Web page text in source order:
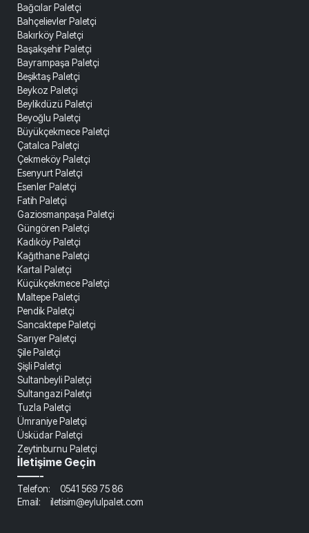
Bağcılar Paletçi
Bahçelievler Paletçi
Bakırköy Paletçi
Başakşehir Paletçi
Bayrampaşa Paletçi
Beşiktaş Paletçi
Beykoz Paletçi
Beylikdüzü Paletçi
Beyoğlu Paletçi
Büyükçekmece Paletçi
Çatalca Paletçi
Çekmeköy Paletçi
Esenyurt Paletçi
Esenler Paletçi
Fatih Paletçi
Gaziosmanpaşa Paletçi
Güngören Paletçi
Kadıköy Paletçi
Kağıthane Paletçi
Kartal Paletçi
Küçükçekmece Paletçi
Maltepe Paletçi
Pendik Paletçi
Sancaktepe Paletçi
Sarıyer Paletçi
Şile Paletçi
Şişli Paletçi
Sultanbeyli Paletçi
Sultangazi Paletçi
Tuzla Paletçi
Ümraniye Paletçi
Üsküdar Paletçi
Zeytinburnu Paletçi
İletişime Geçin
——-
Telefon: 0541 569 75 86
Email: iletisim@eylulpalet.com